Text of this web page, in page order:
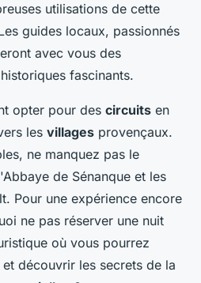
utilisations de cette
guides locaux, passionnés
avec vous des
fascinants.
opter pour des circuits en
les villages provençaux.
ne manquez pas le
de Sénanque et les
Pour une expérience encore
ne pas réserver une nuit
où vous pourrez
découvrir les secrets de la